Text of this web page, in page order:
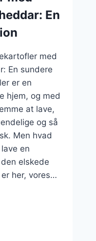
En
med
En sundere
er en
hjem, og med
at lave,
og så
Men hvad
en
elskede
her, vores…